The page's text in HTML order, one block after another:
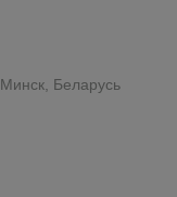
Беларусь